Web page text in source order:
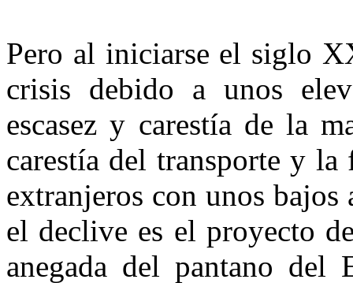
Pero al iniciarse el siglo
crisis debido a unos
escasez y carestía de la
carestía del transporte y
extranjeros con unos bajos
el declive es el proyecto
anegada del pantano